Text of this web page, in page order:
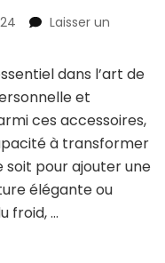
Laisser un
dans l’art de
et
ces accessoires,
à transformer
soit pour ajouter une
élégante ou
froid, …